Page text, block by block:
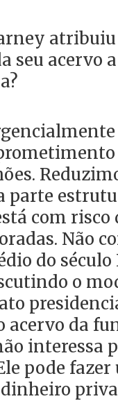
seu acervo
parte
com risco
Não
do
o
da
interessa
pode